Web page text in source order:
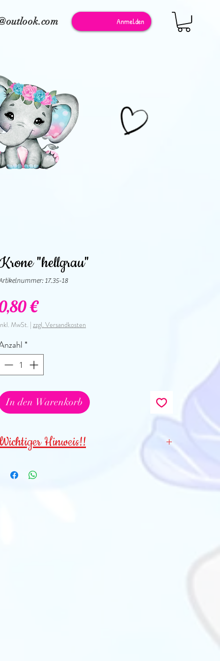
Anmelden
"hellgrau"
17.35-18
€Preis
MwSt. | zzgl. Versandkosten
*
In den Warenkorb
Hinweis!!
Kinder
3 Jahren NICHT geeignet